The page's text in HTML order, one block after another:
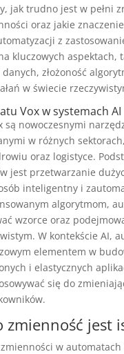
jak trudno jest w pełni
oraz jakie
z
kluczowych aspektach,
złożoność
w świecie
Vox w systemach AI
są nowoczesnymi
w różnych
oraz logistyce.
jest przetwarzanie
inteligentny i
algorytmom,
wzorce oraz
W kontekście AI,
elementem w
i elastycznych
się do
zmienność jest
w automatach